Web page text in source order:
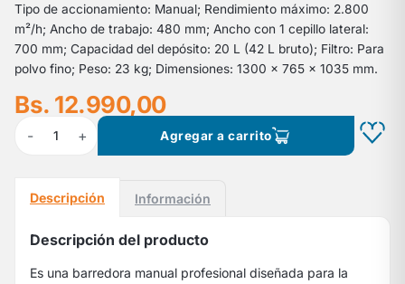
Tipo de accionamiento: Manual; Rendimiento máximo: 2.800
m²/h; Ancho de trabajo: 480 mm; Ancho con 1 cepillo lateral:
700 mm; Capacidad del depósito: 20 L (42 L bruto); Filtro: Para
polvo fino; Peso: 23 kg; Dimensiones: 1300 × 765 × 1035 mm.
Bs. 12.990,00
- 1 + Agregar a carrito
Descripción Información
Descripción del producto
Es una barredora manual profesional diseñada para la